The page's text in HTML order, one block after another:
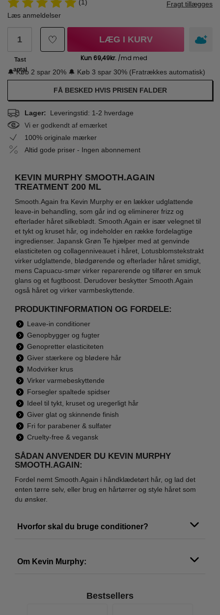
(1)
Læs anmeldelser
Fragt tillægges
Tast
antal
LÆG I KURV
🔔 Køb 2 spar 20% 🔔 Køb 3 spar 30% (Fratrækkes automatisk)
FÅ BESKED HVIS PRISEN FALDER
Lager: Leveringstid: 1-2 hverdage
Vi er godkendt af emærket
100% originale mærker
Altid gode priser - Ingen abonnement
KEVIN MURPHY SMOOTH.AGAIN
TREATMENT 200 ML
Smooth.Again fra Kevin Murphy er en lækker udglattende
leave-in behandling, som går ind og eliminerer frizz og
efterlader håret silkeblødt. Smooth.Again er især velegnet til
et tykt og kruset hår, og indeholder en række fordelagtige
ingredienser. Japansk Grøn Te hjælper med at genvinde
elasticiteten og collagenniveauet i håret, Lotusblomstekstrakt
virker udglattende, blødgørende og efterlader håret smidigt,
mens Capuacu-smør virker reparerende og tilfører en smuk
glans og et fugtboost. Derudover beskytter Smooth.Again
også håret og virker varmbeskyttende.
PRODUKTINFORMATION OG FORDELE:
Leave-in conditioner
Genopbygger og fugter
Genopretter elasticiteten
Giver stærkere og blødere hår
Modvirker krus
Virker varmebeskyttende
Forsegler spaltede spidser
Ideel til tykt, kruset og uregerligt hår
Giver glat og skinnende finish
Fri for parabener & sulfater
Cruelty-free & vegansk
SÅDAN ANVENDER DU KEVIN MURPHY
SMOOTH.AGAIN:
Fordel nemt Smooth.Again i håndklædetørt hår, og lad det
enten tørre selv, eller brug en hårtørrer og style håret som
du ønsker.
Hvorfor skal du bruge conditioner?
Om Kevin Murphy:
Bestsellers